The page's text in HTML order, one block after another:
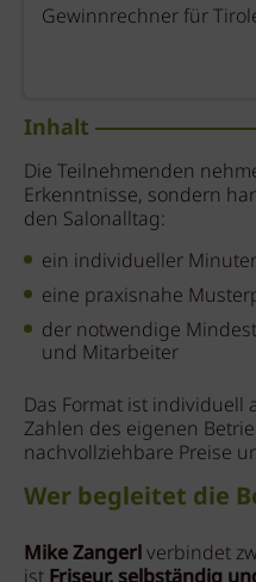
Gewinnrechner für
Inhalt
Die Teilnehmenden
Erkenntnisse, sondern
den Salonalltag:
ein individueller
eine praxisnahe
der notwendige
und Mitarbeiter
Das Format ist individuell
Zahlen des eigenen
nachvollziehbare Preise
Wer begleitet die
Mike Zangerlverbindet